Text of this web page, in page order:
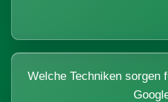
Welche Techniken sorgen